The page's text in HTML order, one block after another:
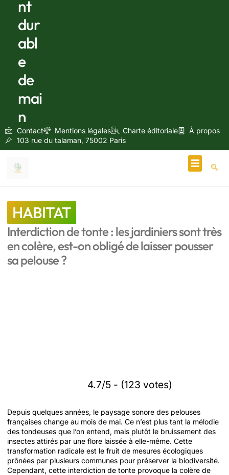
nt
dur
abl
e
de
mai
n
Contact Mentions légales Charte éditoriale
À propos
103 rue du talaman, 75002 Paris
HABITAT
Interdiction de tonte : les jardiniers sont très
en colère, est-on obligé de laisser pousser
sa pelouse ?
4.7/5 - (123 votes)
Depuis quelques années, le paysage sonore des pelouses
françaises change au mois de mai. Ce n’est plus tant la mélodie
des tondeuses que l’on entend, mais plutôt le bruissement des
insectes attirés par une flore laissée à elle-même. Cette
transformation radicale est le fruit de mesures écologiques
prônées par plusieurs communes pour préserver la biodiversité.
Cependant, cette interdiction de tonte provoque la colère de